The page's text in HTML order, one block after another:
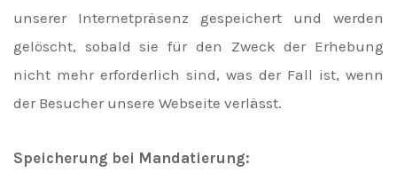
unserer Internetpräsenz gespeichert und werden
gelöscht, sobald sie für den Zweck der Erhebung
nicht mehr erforderlich sind, was der Fall ist, wenn
der Besucher unsere Webseite verlässt.
Speicherung bei Mandatierung: